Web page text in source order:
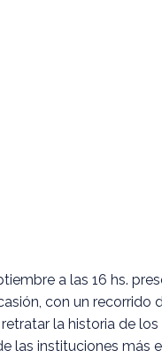
a las 16 hs.
con un recorrido
la historia de
las instituciones más